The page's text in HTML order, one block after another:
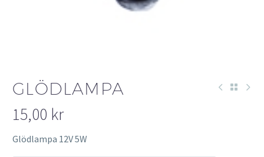
GLÖDLAMPA
15,00 kr
Glödlampa 12V 5W